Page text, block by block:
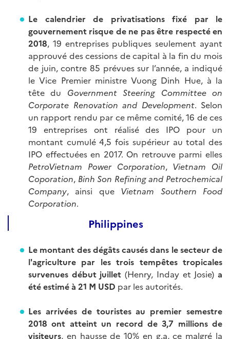
Le calendrier de privatisations fixé par le
gouvernement risque de ne pas être respecté en
2018, 19 entreprises publiques seulement ayant
approuvé des cessions de capital à la fin du mois
de juin, contre 85 prévues sur l’année, a indiqué
le Vice Premier ministre Vuong Dinh Hue, à la
tête du Government Steering Committee on
Corporate Renovation and Development. Selon
un rapport rendu par ce même comité, 16 de ces
19 entreprises ont réalisé des IPO pour un
montant cumulé 4,5 fois supérieur au total des
IPO effectuées en 2017. On retrouve parmi elles
PetroVietnam Power Corporation, Vietnam Oil
Coporation, Binh Son Refining and Petrochemical
Company, ainsi que Vietnam Southern Food
Corporation.
Philippines
Le montant des dégâts causés dans le secteur de
l'agriculture par les trois tempêtes tropicales
survenues début juillet (Henry, Inday et Josie)a
été estimé à 21 M USD par les autorités.
Les arrivées de touristes au premier semestre
2018 ont atteint un record de 3,7 millions de
visiteurs, en hausse de 10% en g.a, ce malgré la